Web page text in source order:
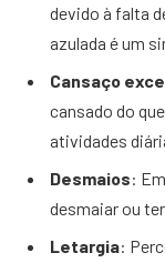
devido à falta
azulada é um
Cansaço
cansado do
atividades
Desmaios:
desmaiar ou
Letargia: